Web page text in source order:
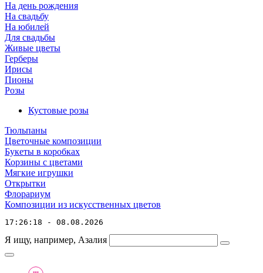
На день рождения
На свадьбу
На юбилей
Для свадьбы
Живые цветы
Герберы
Ирисы
Пионы
Розы
Кустовые розы
Тюльпаны
Цветочные композиции
Букеты в коробках
Корзины с цветами
Мягкие игрушки
Открытки
Флорариум
Композиции из искусственных цветов
17:26:18 - 08.08.2026
Я ищу, например, Азалия